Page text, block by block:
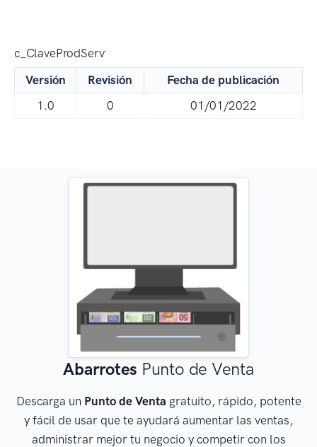
c_ClaveProdServ
Versión
Revisión
Fecha de publicación
1.0
0 01/01/2022
Abarrotes Punto de Venta
Descarga un Punto de Venta gratuito, rápido, potente
y fácil de usar que te ayudará aumentar las ventas,
administrar mejor tu negocio y competir con los